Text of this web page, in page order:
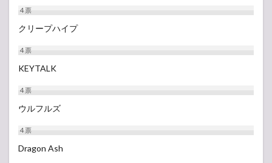
4票
クリープハイプ
4票
KEYTALK
4票
ウルフルズ
4票
Dragon Ash